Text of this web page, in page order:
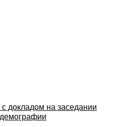
докладом на заседании